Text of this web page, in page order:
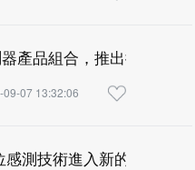
產品組合，推出微型3軸
09-07 13:32:06
測技術進入新的發展階段